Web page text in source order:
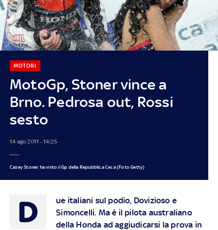
MotoGp, Stoner vince a
Brno. Pedrosa out, Rossi
sesto
MOTORI
14 ago 2011 - 14:25
Casey Stoner ha vinto il Gp della Repubblica Ceca (Foto Getty)
D
ue italiani sul podio, Dovizioso e
Simoncelli. Ma è il pilota australiano
della Honda ad aggiudicarsi la prova in